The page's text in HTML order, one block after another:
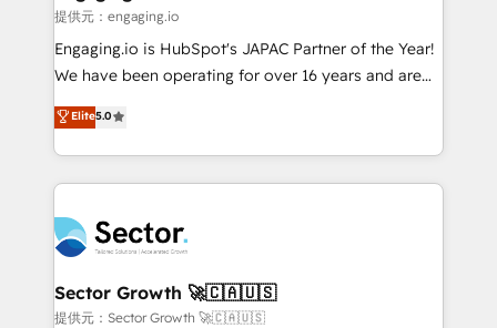
e de mais de 150 softwares globais permitindo
contratar e pagar a HubSpot em reais com nota
fiscal no Brasil e gerar economia de até 50% na
Oferecemos ainda agentes de IA especializados em
HubSpot que automatizam tarefas executam rotinas
empresas em 13 países utilizam a Nexforce. Somos
a maior parceira da HubSpot na América Latina e
líder no ranking global de sucesso do cliente da
HubSpot.
提供元：engaging.io
Engaging.io is HubSpot's JAPAC Partner of the Year!
We have been operating for over 16 years and are
one of HubSpot's most experienced and technically
capable Agency Partners globally. We specialise in
complex CRM migrations, implementations,
integrations, custom CMS portal development,
businesses. Our teams are based in North America
and APAC. We are HubSpot's top-ranked Advanced
Implementation Certified Partner and we contribute
to their advisory council. We strive to do 'good work
Elite5.0
Sector Growth 🚀🇨🇦🇺🇸
提供元：Sector Growth 🚀🇨🇦🇺🇸